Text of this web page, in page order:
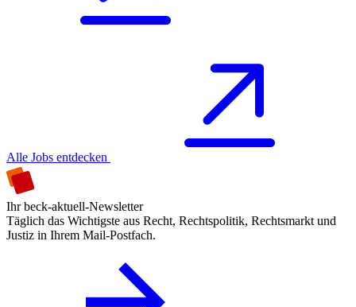
Alle Jobs entdecken
Ihr beck-aktuell-Newsletter
Täglich das Wichtigste aus Recht, Rechtspolitik, Rechtsmarkt und
Justiz in Ihrem Mail-Postfach.